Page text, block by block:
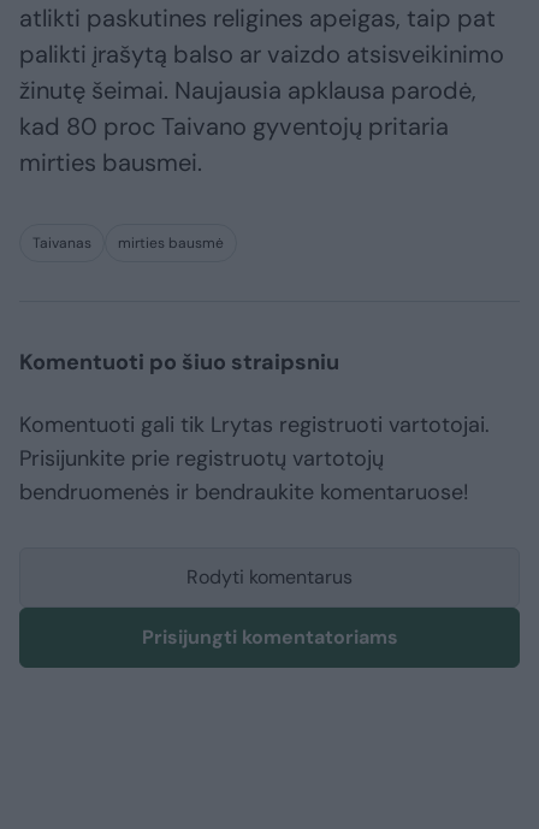
atlikti paskutines religines apeigas, taip pat
palikti įrašytą balso ar vaizdo atsisveikinimo
žinutę šeimai. Naujausia apklausa parodė,
kad 80 proc Taivano gyventojų pritaria
mirties bausmei.
Taivanas mirties bausmė
Komentuoti po šiuo straipsniu
Komentuoti gali tik Lrytas registruoti vartotojai.
Prisijunkite prie registruotų vartotojų
bendruomenės ir bendraukite komentaruose!
Rodyti komentarus
Prisijungti komentatoriams